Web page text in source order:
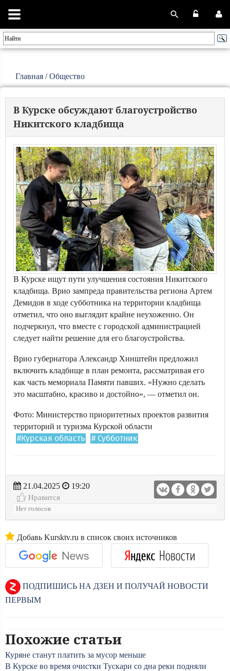
Главная /Общество
В Курске обсуждают благоустройство
Никитского кладбища
В Курске ищут пути улучшения состояния Никитского
кладбища. Врио зампреда правительства региона Артем
Демидов в ходе субботника на территории кладбища
отметил, что оно выглядит крайне неухоженно. Он
подчеркнул, что вместе с городской администрацией
следует найти решение для его благоустройства.
Врио губернатора Александр Хинштейн предложил
включить кладбище в план ремонта, рассматривая его
как часть мемориала Памяти павших. «Нужно сделать
это масштабно, красиво и достойно», — отметил он.
Фото: Министерство приоритетных проектов развития
территорий и туризма Курской области
#Курская область # Субботник
21.04.2025
19:20
Нравится
Нет голосов
Добавь Kursktv.ru в список своих источников
ПОДПИШИСЬ НА ДЗЕН И ПОЛУЧАЙ НОВОСТИ
ПЕРВЫМ
Похожие статьи
Куряне станут платить за мусор меньше
В Курске во время очистки Тускари со дна реки подняли